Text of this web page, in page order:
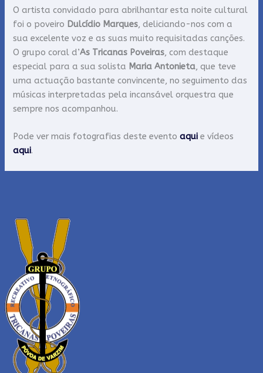
O artista convidado para abrilhantar esta noite cultural
foi o poveiro Dulcídio Marques, deliciando-nos com a
sua excelente voz e as suas muito requisitadas canções.
O grupo coral d’As Tricanas Poveiras, com destaque
especial para a sua solista Maria Antonieta, que teve
uma actuação bastante convincente, no seguimento das
músicas interpretadas pela incansável orquestra que
sempre nos acompanhou.
Pode ver mais fotografias deste eventoaqui e vídeos
aqui.